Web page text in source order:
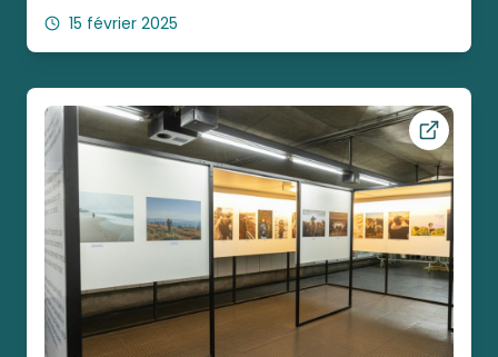
en temps réel.
15 février 2025
Ouvrir